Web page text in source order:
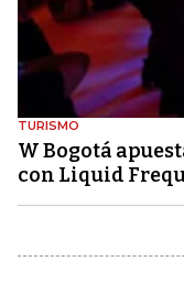
TURISMO
W Bogotá
con Liquid